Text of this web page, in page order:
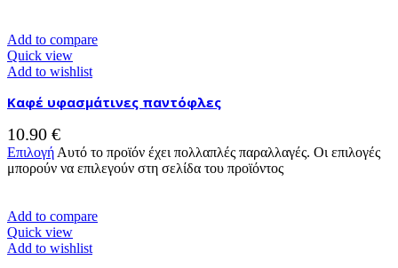
Add to compare
Quick view
Add to wishlist
Καφέ υφασμάτινες παντόφλες
10.90 €
Επιλογή Αυτό το προϊόν έχει πολλαπλές παραλλαγές. Οι επιλογές
μπορούν να επιλεγούν στη σελίδα του προϊόντος
Add to compare
Quick view
Add to wishlist